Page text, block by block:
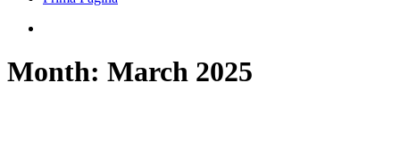
Month: March 2025